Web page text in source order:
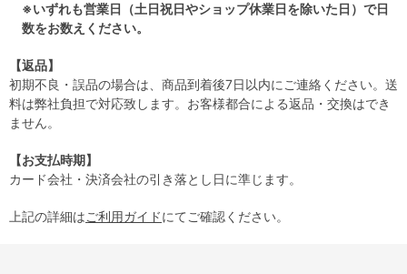
※いずれも営業日（土日祝日やショップ休業日を除いた日）で日
数をお数えください。
【返品】
初期不良・誤品の場合は、商品到着後7日以内にご連絡ください。送
料は弊社負担で対応致します。お客様都合による返品・交換はでき
ません。
【お支払時期】
カード会社・決済会社の引き落とし日に準じます。
上記の詳細はご利用ガイドにてご確認ください。